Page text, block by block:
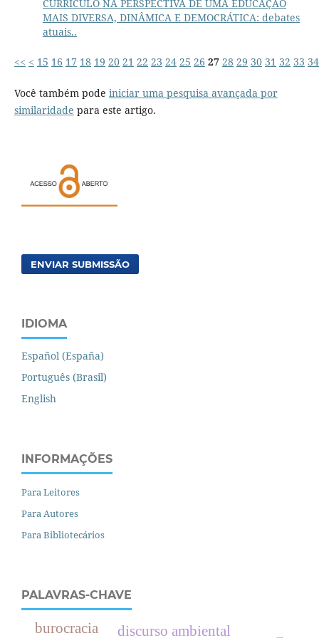
CURRÍCULO NA PERSPECTIVA DE UMA EDUCAÇÃO
MAIS DIVERSA, DINÂMICA E DEMOCRÁTICA: debates
atuais..
<< < 15 16 17 18 19 20 21 22 23 24 25 26 27 28 29 30 31 32 33 34
Você também pode iniciar uma pesquisa avançada por
similaridade para este artigo.
ENVIAR SUBMISSÃO
IDIOMA
Español (España)
Português (Brasil)
English
INFORMAÇÕES
Para Leitores
Para Autores
Para Bibliotecários
PALAVRAS-CHAVE
discurso ambiental
burocracia